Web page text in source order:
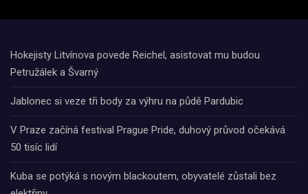
Hokejisty Litvínova povede Reichel, asistovat mu budou
Petružálek a Švarný
Jablonec si veze tři body za výhru na půdě Pardubic
V Praze začíná festival Prague Pride, duhový průvod očekává
50 tisíc lidí
Kuba se potýká s novým blackoutem, obyvatelé zůstali bez